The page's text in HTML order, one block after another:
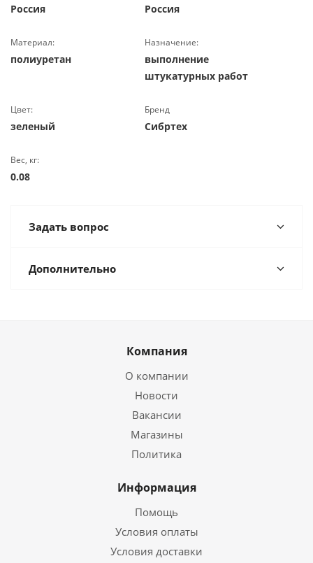
Россия Россия
Материал:
полиуретан
Назначение:
выполнение
штукатурных работ
Цвет:
зеленый
Бренд
Сибртех
Вес, кг:
0.08
Задать вопрос
Дополнительно
Компания
О компании
Новости
Вакансии
Магазины
Политика
Информация
Помощь
Условия оплаты
Условия доставки